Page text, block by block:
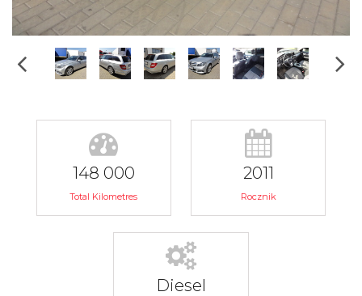
148 000
Total Kilometres
2011
Rocznik
Diesel